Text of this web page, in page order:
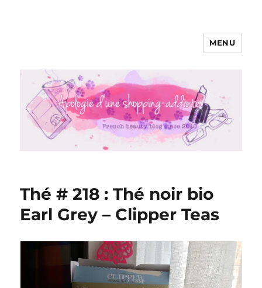
Apologie d'une Shopping-addicte
MENU
Thé # 218 : Thé noir bio
Earl Grey – Clipper Teas